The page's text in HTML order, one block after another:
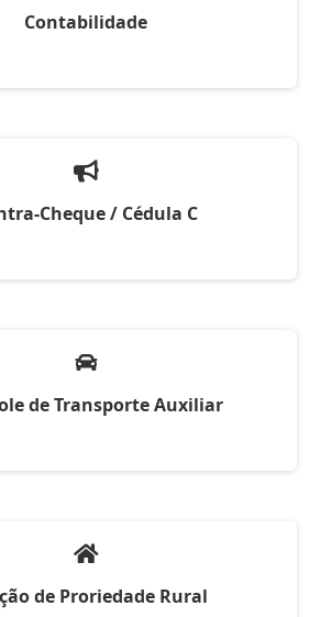
Contabilidade
Cheque / Cédula C
de Transporte Auxiliar
de Proriedade Rural